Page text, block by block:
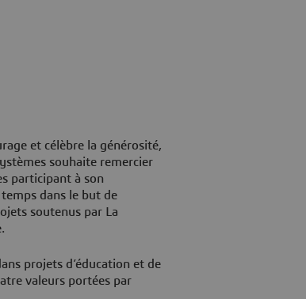
et célèbre la générosité,
souhaite remercier
participant à son
dans le but de
soutenus par La
projets d’éducation et de
valeurs portées par